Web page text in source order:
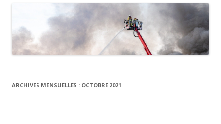
ARCHIVES MENSUELLES : OCTOBRE 2021